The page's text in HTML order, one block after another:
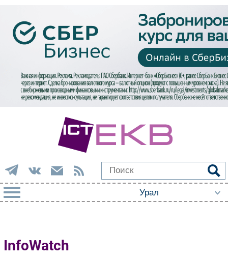
Импорто­замещение
InfoWatch